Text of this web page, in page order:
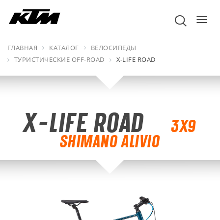
ГЛАВНАЯ КАТАЛОГ
ВЕЛОСИПЕДЫ
ТУРИСТИЧЕСКИЕ OFF-ROAD
X-LIFE ROAD
X-LIFE ROAD 3X9
SHIMANO ALIVIO